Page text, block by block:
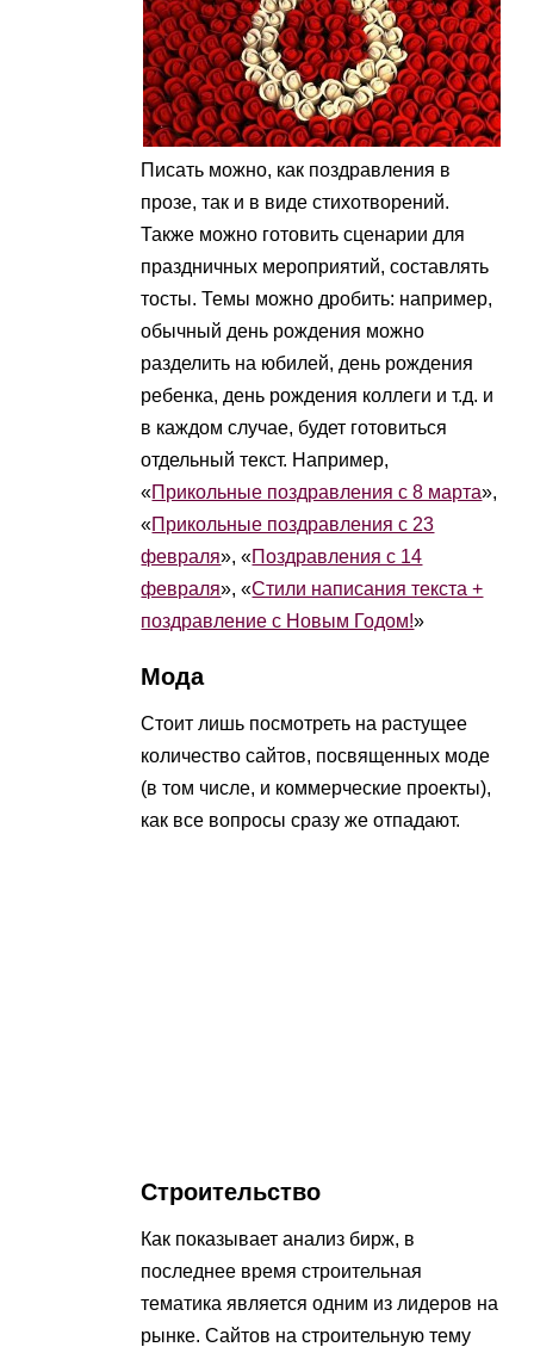
Писать можно, как поздравления в
прозе, так и в виде стихотворений.
Также можно готовить сценарии для
праздничных мероприятий, составлять
тосты. Темы можно дробить: например,
обычный день рождения можно
разделить на юбилей, день рождения
ребенка, день рождения коллеги и т.д. и
в каждом случае, будет готовиться
отдельный текст. Например,
«Прикольные поздравления с 8 марта»,
«Прикольные поздравления с 23
февраля», «Поздравления с 14
февраля», «Стили написания текста +
поздравление с Новым Годом!»
Мода
Стоит лишь посмотреть на растущее
количество сайтов, посвященных моде
(в том числе, и коммерческие проекты),
как все вопросы сразу же отпадают.
Строительство
Как показывает анализ бирж, в
последнее время строительная
тематика является одним из лидеров на
рынке. Сайтов на строительную тему